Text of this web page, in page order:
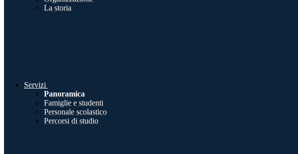
La storia
Servizi
Panoramica
Famiglie e studenti
Personale scolastico
Percorsi di studio